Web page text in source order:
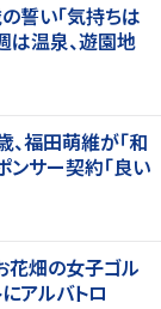
誓い「気持ちは
は温泉、遊園地
、福田萌維が「和
ンサー契約「良い
花畑の女子ゴル
アルバトロ